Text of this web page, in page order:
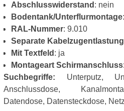
Abschlusswiderstand : nein
Bodentank/Unterflurmontage
RAL-Nummer: 9.010
Separate Kabelzugentlastung
Mit Textfeld : ja
Montageart Schirmanschluss
Suchbegriffe: Unterputz,
Anschlussdose,
Datendose, Datensteckdose,